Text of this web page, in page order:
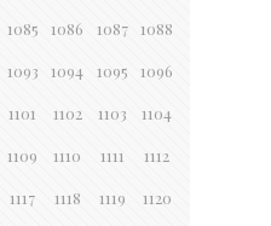
1085 1086 1087 1088
1093 1094 1095 1096
1101 1102 1103 1104
1109 1110 1111 1112
1117 1118 1119 1120